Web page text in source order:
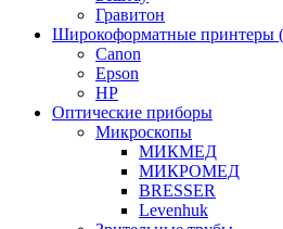
Гравитон
Широкоформатные принтеры
Canon
Epson
HP
Оптические приборы
Микроскопы
МИКМЕД
МИКРОМЕД
BRESSER
Levenhuk